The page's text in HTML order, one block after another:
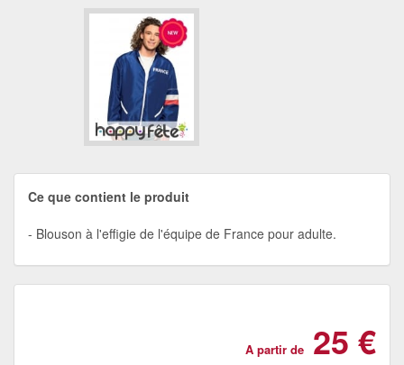
Ce que contient le produit
Blouson à l'effigie de l'équipe de France pour adulte.
A partir de 25 €